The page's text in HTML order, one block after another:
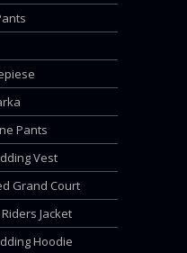
Pants
Vest
Grand Court
Jacket
Hoodie